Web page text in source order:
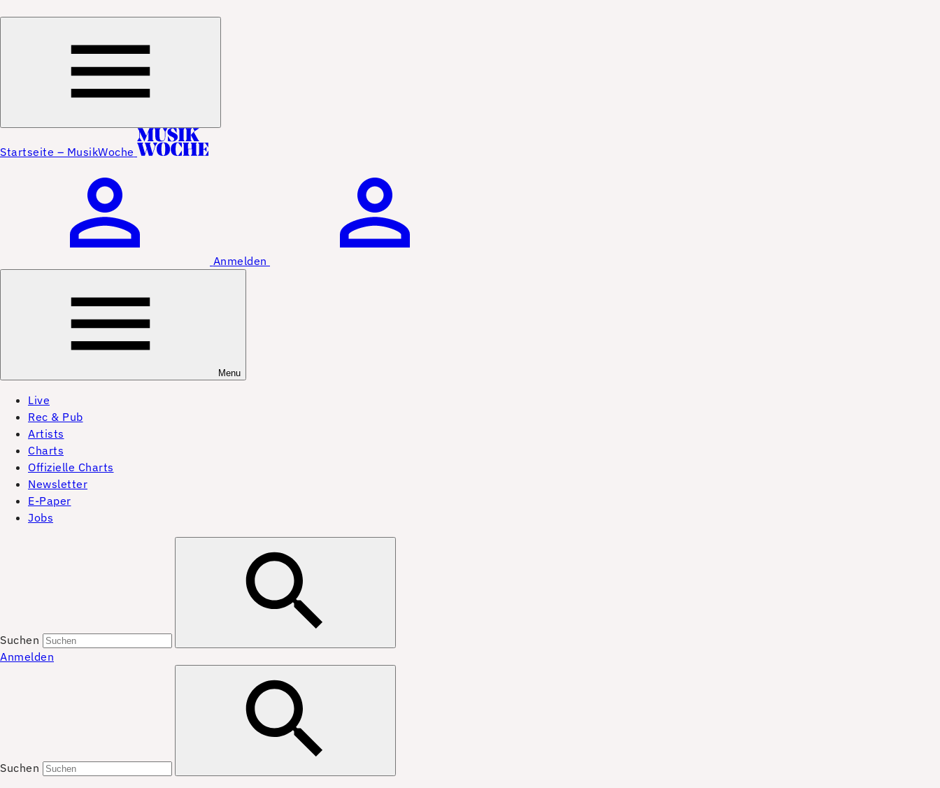
Startseite – MusikWoche
Anmelden
Menu
Live
Rec & Pub
Artists
Charts
Offizielle Charts
Newsletter
E-Paper
Jobs
Suchen
Anmelden
Suchen